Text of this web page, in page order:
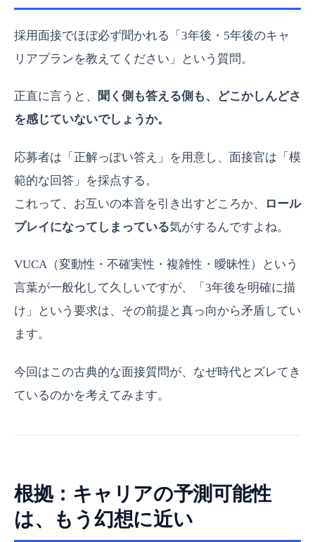
採用面接でほぼ必ず聞かれる「3年後・5年後のキャ
リアプランを教えてください」という質問。
正直に言うと、
聞く側も答える側も、どこかしんどさ
を感じていないでしょうか。
応募者は「正解っぽい答え」を用意し、面接官は「模
範的な回答」を採点する。
これって、お互いの本音を引き出すどころか、
ロール
プレイになってしまっている気がするんですよね。
VUCA（変動性・不確実性・複雑性・曖昧性）という
言葉が一般化して久しいですが、「3年後を明確に描
け」という要求は、その前提と真っ向から矛盾してい
ます。
今回はこの古典的な面接質問が、なぜ時代とズレてき
ているのかを考えてみます。
根拠：キャリアの予測可能性
は、もう幻想に近い